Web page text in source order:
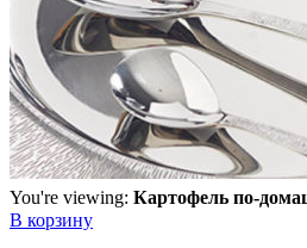
You're viewing: Картофель по-
В корзину